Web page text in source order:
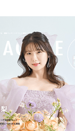
番お得？」「プラコレの特
決します。 まずは診断で
ング診断」か、体験